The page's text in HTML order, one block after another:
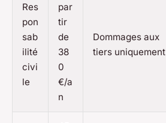
Res
pon
sab
ilité
civi
le
par
tir
de
38
0
€/a
n
Dommages aux
tiers uniquement